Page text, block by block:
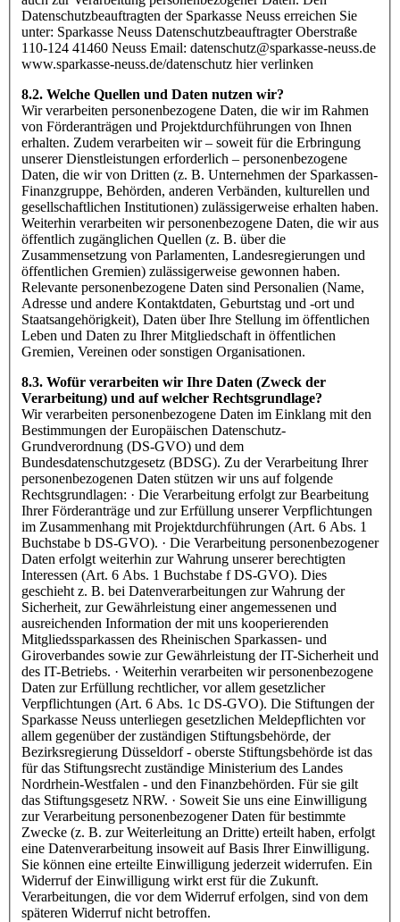
Datenschutzbeauftragten der Sparkasse Neuss erreichen Sie
unter: Sparkasse Neuss Datenschutzbeauftragter Oberstraße
110-124 41460 Neuss Email: datenschutz@sparkasse-neuss.de
www.sparkasse-neuss.de/datenschutz hier verlinken
8.2. Welche Quellen und Daten nutzen wir?
Wir verarbeiten personenbezogene Daten, die wir im Rahmen
von Förderanträgen und Projektdurchführungen von Ihnen
erhalten. Zudem verarbeiten wir – soweit für die Erbringung
unserer Dienstleistungen erforderlich – personenbezogene
Daten, die wir von Dritten (z. B. Unternehmen der Sparkassen-
Finanzgruppe, Behörden, anderen Verbänden, kulturellen und
gesellschaftlichen Institutionen) zulässigerweise erhalten haben.
Weiterhin verarbeiten wir personenbezogene Daten, die wir aus
öffentlich zugänglichen Quellen (z. B. über die
Zusammensetzung von Parlamenten, Landesregierungen und
öffentlichen Gremien) zulässigerweise gewonnen haben.
Relevante personenbezogene Daten sind Personalien (Name,
Adresse und andere Kontaktdaten, Geburtstag und -ort und
Staatsangehörigkeit), Daten über Ihre Stellung im öffentlichen
Leben und Daten zu Ihrer Mitgliedschaft in öffentlichen
Gremien, Vereinen oder sonstigen Organisationen.
8.3. Wofür verarbeiten wir Ihre Daten (Zweck der
Verarbeitung) und auf welcher Rechtsgrundlage?
Wir verarbeiten personenbezogene Daten im Einklang mit den
Bestimmungen der Europäischen Datenschutz-
Grundverordnung (DS-GVO) und dem
Bundesdatenschutzgesetz (BDSG). Zu der Verarbeitung Ihrer
personenbezogenen Daten stützen wir uns auf folgende
Rechtsgrundlagen: · Die Verarbeitung erfolgt zur Bearbeitung
Ihrer Förderanträge und zur Erfüllung unserer Verpflichtungen
im Zusammenhang mit Projektdurchführungen (Art. 6 Abs. 1
Buchstabe b DS-GVO). · Die Verarbeitung personenbezogener
Daten erfolgt weiterhin zur Wahrung unserer berechtigten
Interessen (Art. 6 Abs. 1 Buchstabe f DS-GVO). Dies
geschieht z. B. bei Datenverarbeitungen zur Wahrung der
Sicherheit, zur Gewährleistung einer angemessenen und
ausreichenden Information der mit uns kooperierenden
Mitgliedssparkassen des Rheinischen Sparkassen- und
Giroverbandes sowie zur Gewährleistung der IT-Sicherheit und
des IT-Betriebs. · Weiterhin verarbeiten wir personenbezogene
Daten zur Erfüllung rechtlicher, vor allem gesetzlicher
Verpflichtungen (Art. 6 Abs. 1c DS-GVO). Die Stiftungen der
Sparkasse Neuss unterliegen gesetzlichen Meldepflichten vor
allem gegenüber der zuständigen Stiftungsbehörde, der
Bezirksregierung Düsseldorf - oberste Stiftungsbehörde ist das
für das Stiftungsrecht zuständige Ministerium des Landes
Nordrhein-Westfalen - und den Finanzbehörden. Für sie gilt
das Stiftungsgesetz NRW. · Soweit Sie uns eine Einwilligung
zur Verarbeitung personenbezogener Daten für bestimmte
Zwecke (z. B. zur Weiterleitung an Dritte) erteilt haben, erfolgt
eine Datenverarbeitung insoweit auf Basis Ihrer Einwilligung.
Sie können eine erteilte Einwilligung jederzeit widerrufen. Ein
Widerruf der Einwilligung wirkt erst für die Zukunft.
Verarbeitungen, die vor dem Widerruf erfolgen, sind von dem
späteren Widerruf nicht betroffen.